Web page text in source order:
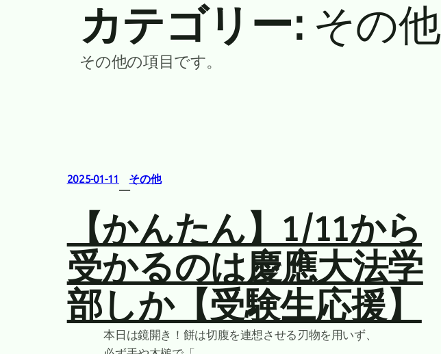
カテゴリー: その他
その他の項目です。
2025-01-11
—
その他
【かんたん】1/11から
受かるのは慶應大法学
部しか【受験生応援】
本日は鏡開き！餅は切腹を連想させる刃物を用いず、